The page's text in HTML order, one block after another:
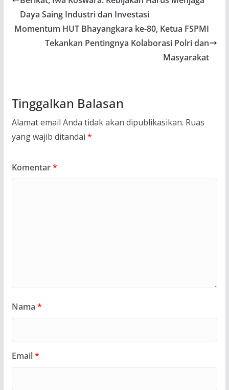
Daya Saing Industri dan Investasi
Momentum HUT Bhayangkara ke-80, Ketua FSPMI
Tekankan Pentingnya Kolaborasi Polri dan
Masyarakat
Tinggalkan Balasan
Alamat email Anda tidak akan dipublikasikan. Ruas
yang wajib ditandai *
Komentar*
Nama *
Email*